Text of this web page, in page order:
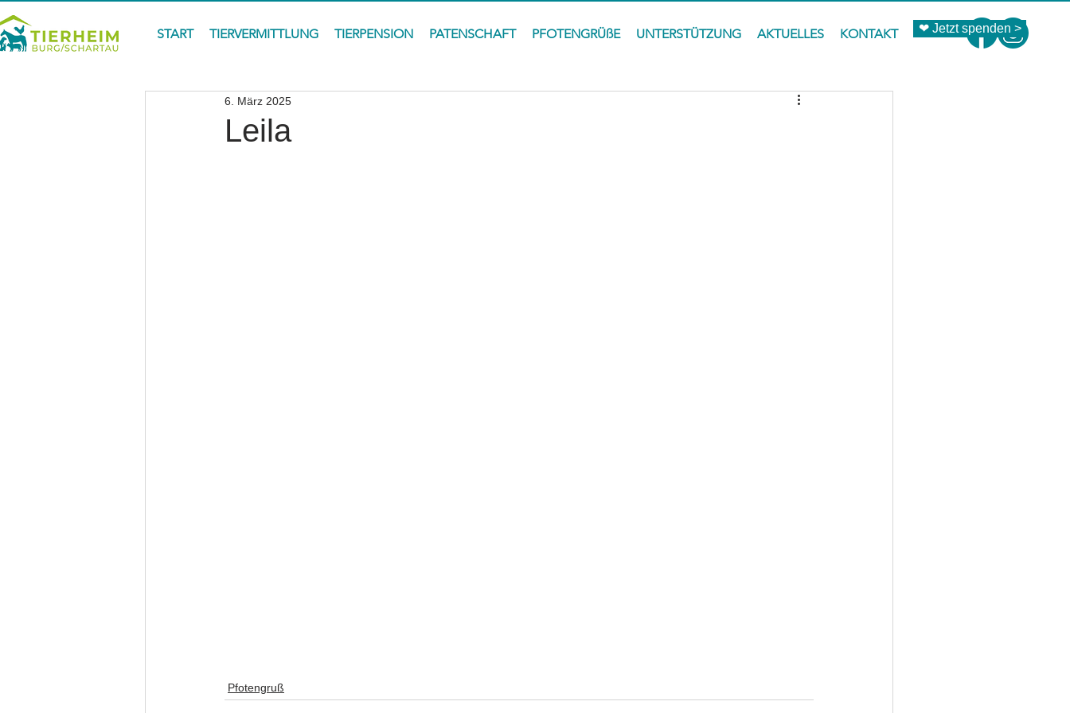
START TIERVERMITTLUNG TIERPENSION PATENSCHAFT PFOTENGRÜßE UNTERSTÜTZUNG AKTUELLES KONTAKT ❤ Jetzt spenden >
Leila
6. März 2025
Pfotengruß